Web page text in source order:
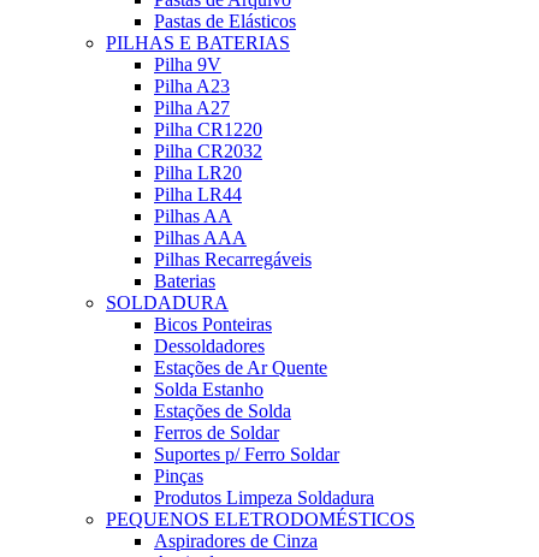
Pastas de Elásticos
PILHAS E BATERIAS
Pilha 9V
Pilha A23
Pilha A27
Pilha CR1220
Pilha CR2032
Pilha LR20
Pilha LR44
Pilhas AA
Pilhas AAA
Pilhas Recarregáveis
Baterias
SOLDADURA
Bicos Ponteiras
Dessoldadores
Estações de Ar Quente
Solda Estanho
Estações de Solda
Ferros de Soldar
Suportes p/ Ferro Soldar
Pinças
Produtos Limpeza Soldadura
PEQUENOS ELETRODOMÉSTICOS
Aspiradores de Cinza